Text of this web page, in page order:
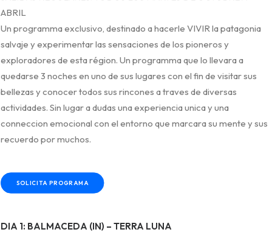
ABRIL
Un programma exclusivo, destinado a hacerle VIVIR la patagonia
salvaje y experimentar las sensaciones de los pioneros y
exploradores de esta région. Un programma que lo llevara a
quedarse 3 noches en uno de sus lugares con el fin de visitar sus
bellezas y conocer todos sus rincones a traves de diversas
actividades. Sin lugar a dudas una experiencia unica y una
conneccion emocional con el entorno que marcara su mente y sus
recuerdo por muchos.
SOLICITA PROGRAMA
DIA 1: BALMACEDA (IN) – TERRA LUNA